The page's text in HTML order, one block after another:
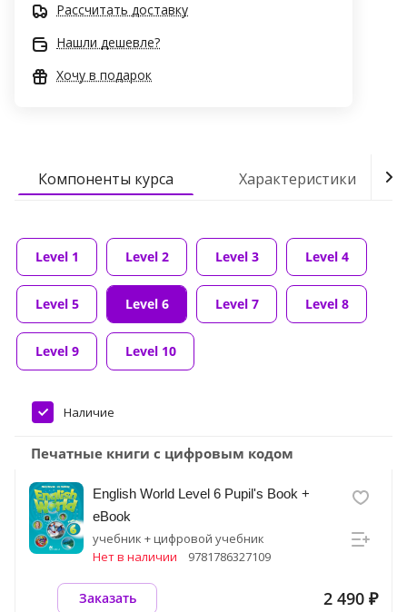
Рассчитать доставку
Нашли дешевле?
Хочу в подарок
Компоненты курса Характеристики
Level 1 Level 2 Level 3 Level 4
Level 5 Level 6 Level 7 Level 8
Level 9 Level 10
Наличие
Печатные книги с цифровым кодом
English World Level 6 Pupil's Book +
eBook
учебник + цифровой учебник
Нет в наличии
9781786327109
2 490 ₽
Заказать